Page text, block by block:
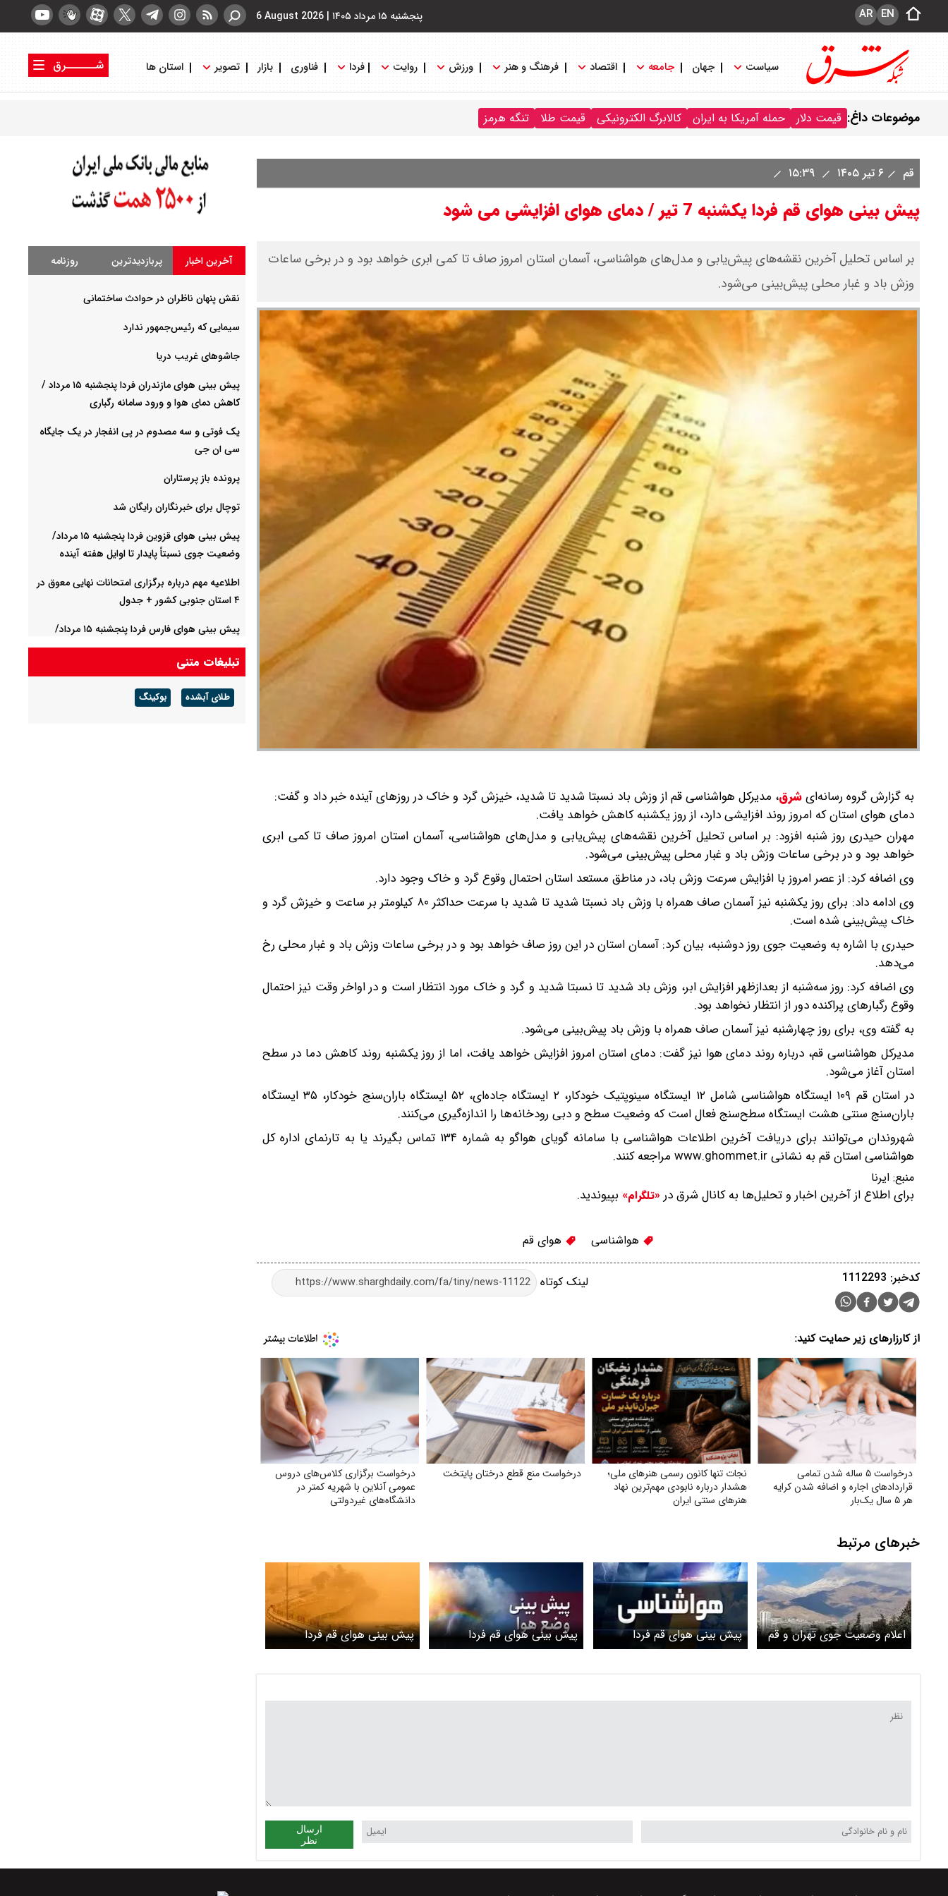
پنجشنبه ۱۵ مرداد ۱۴۰۵ |
6 August 2026 EN
AR
سیاست جهان جامعه اقتصاد فرهنگ و هنر ورزش روایت فردا فناوری بازار تصویر استان ها
شــــــرق
موضوعات داغ: قیمت دلار حمله آمریکا به ایران کالابرگ الکترونیکی قیمت طلا تنگه هرمز
قم ۶ تیر ۱۴۰۵
پیش بینی هوای قم فردا یکشنبه 7 تیر / دمای هوای افزایشی می شود
بر اساس تحلیل آخرین نقشه‌های پیش‌یابی و مدل‌های هواشناسی، آسمان استان امروز صاف تا کمی ابری خواهد بود و در برخی ساعات
وزش باد و غبار محلی پیش‌بینی می‌شود.
به گزارش گروه رسانه‌ایشرق، مدیرکل هواشناسی قم از وزش باد نسبتا شدید تا شدید، خیزش گرد و خاک در روزهای آینده خبر داد و گفت:
دمای هوای استان که امروز روند افزایشی دارد، از روز یکشنبه کاهش خواهد یافت.
مهران حیدری روز شنبه افزود: بر اساس تحلیل آخرین نقشه‌های پیش‌یابی و مدل‌های هواشناسی، آسمان استان امروز صاف تا کمی ابری
خواهد بود و در برخی ساعات وزش باد و غبار محلی پیش‌بینی می‌شود.
وی اضافه کرد: از عصر امروز با افزایش سرعت وزش باد، در مناطق مستعد استان احتمال وقوع گرد و خاک وجود دارد.
وی ادامه داد: برای روز یکشنبه نیز آسمان صاف همراه با وزش باد نسبتا شدید تا شدید با سرعت حداکثر ۸۰ کیلومتر بر ساعت و خیزش گرد و
خاک پیش‌بینی شده است.
حیدری با اشاره به وضعیت جوی روز دوشنبه، بیان کرد: آسمان استان در این روز صاف خواهد بود و در برخی ساعات وزش باد و غبار محلی رخ
می‌دهد.
وی اضافه کرد: روز سه‌شنبه از بعدازظهر افزایش ابر، وزش باد شدید تا نسبتا شدید و گرد و خاک مورد انتظار است و در اواخر وقت نیز احتمال
وقوع رگبارهای پراکنده دور از انتظار نخواهد بود.
به گفته وی، برای روز چهارشنبه نیز آسمان صاف همراه با وزش باد پیش‌بینی می‌شود.
مدیرکل هواشناسی قم، درباره روند دمای هوا نیز گفت: دمای استان امروز افزایش خواهد یافت، اما از روز یکشنبه روند کاهش دما در سطح
استان آغاز می‌شود.
در استان قم ۱۰۹ ایستگاه هواشناسی شامل ۱۲ ایستگاه سینوپتیک خودکار، ۲ ایستگاه جاده‌ای، ۵۲ ایستگاه باران‌سنج خودکار، ۳۵ ایستگاه
باران‌سنج سنتی هشت ایستگاه سطح‌سنج فعال است که وضعیت سطح و دبی رودخانه‌ها را اندازه‌گیری می‌کنند.
شهروندان می‌توانند برای دریافت آخرین اطلاعات هواشناسی با سامانه گویای هواگو به شماره ۱۳۴ تماس بگیرند یا به تارنمای اداره کل
هواشناسی استان قم به نشانی www.ghommet.ir مراجعه کنند.
منبع: ایرنا
برای اطلاع از آخرین اخبار و تحلیل‌ها به کانال شرق در «تلگرام» بپیوندید.
هواشناسی هوای قم
لینک کوتاه کدخبر: 1112293
از کارزارهای زیر حمایت کنید:
درخواست ۵ ساله شدن تمامی
قراردادهای اجاره و اضافه شدن کرایه
هر ۵ سال یک‌بار
نجات تنها کانون رسمی هنرهای ملی؛
هشدار درباره نابودی مهم‌ترین نهاد
هنرهای سنتی ایران
درخواست منع قطع درختان پایتخت
درخواست برگزاری کلاس‌های دروس
عمومی آنلاین با شهریه کمتر در
دانشگاه‌های غیردولتی
خبرهای مرتبط
اعلام وضعیت جوی تهران و قم
طی روزهای ۱۳ تا ۱۶ تیرماه
پیش بینی هوای قم فردا
یکشنبه 24 خرداد/ وقوع وزش
پیش بینی هوای قم فردا
یکشنبه ۱۷ خرداد/ وزش و باد و
پیش بینی هوای قم فردا
یکشنبه 10 خرداد/ هشدار
ارسال
نظر
آخرین اخبار پربازدیدترین روزنامه
نقش پنهان ناظران در حوادث ساختمانی
سیمایی که رئیس‌جمهور ندارد
جاشوهای غریب دریا
پیش بینی هوای مازندران فردا پنجشنبه ۱۵ مرداد /
کاهش دمای هوا و ورود سامانه رگباری
یک فوتی و سه مصدوم در پی انفجار در یک جایگاه
سی ان جی
پرونده باز پرستاران
توچال برای خبرنگاران رایگان شد
پیش بینی هوای قزوین فردا پنجشنبه ۱۵ مرداد/
وضعیت جوی نسبتاً پایدار تا اوایل هفته آینده
اطلاعیه مهم درباره برگزاری امتحانات نهایی معوق در
۴ استان جنوبی کشور + جدول
پیش بینی هوای فارس فردا پنجشنبه ۱۵ مرداد/
احتمال آب‌گرفتگی و سیلابی شدن مسیل‌ها
تبلیغات متنی
طلای آبشده بوکینگ